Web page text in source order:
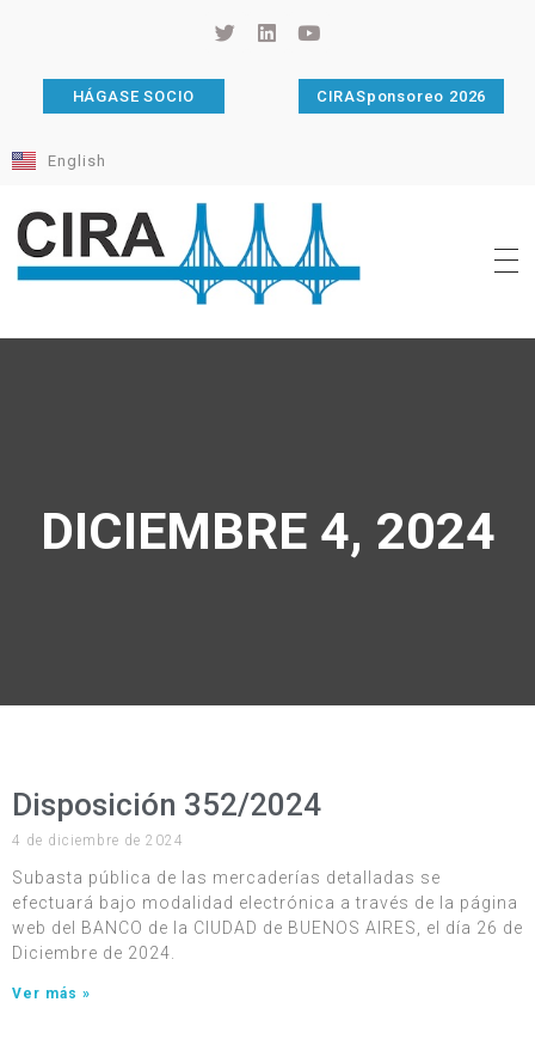
HÁGASE SOCIO CIRASponsoreo 2026
English
DICIEMBRE 4, 2024
Disposición 352/2024
4 de diciembre de 2024
Subasta pública de las mercaderías detalladas se
efectuará bajo modalidad electrónica a través de la página
web del BANCO de la CIUDAD de BUENOS AIRES, el día 26 de
Diciembre de 2024.
Ver más »